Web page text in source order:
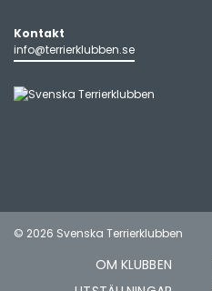
Kontakt
info@terrierklubben.se
© 2026 Svenska Terrierklubben
OM KLUBBEN